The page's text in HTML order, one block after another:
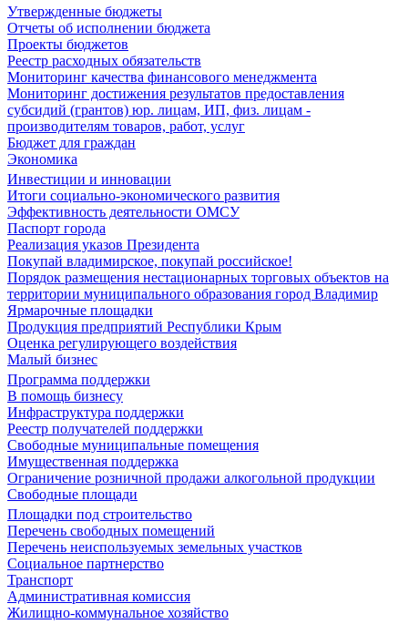
Утвержденные бюджеты
Отчеты об исполнении бюджета
Проекты бюджетов
Реестр расходных обязательств
Мониторинг качества финансового менеджмента
Мониторинг достижения результатов предоставления
субсидий (грантов) юр. лицам, ИП, физ. лицам -
производителям товаров, работ, услуг
Бюджет для граждан
Экономика
Инвестиции и инновации
Итоги социально-экономического развития
Эффективность деятельности ОМСУ
Паспорт города
Реализация указов Президента
Покупай владимирское, покупай российское!
Порядок размещения нестационарных торговых объектов на
территории муниципального образования город Владимир
Ярмарочные площадки
Продукция предприятий Республики Крым
Оценка регулирующего воздействия
Малый бизнес
Программа поддержки
В помощь бизнесу
Инфраструктура поддержки
Реестр получателей поддержки
Свободные муниципальные помещения
Имущественная поддержка
Ограничение розничной продажи алкогольной продукции
Свободные площади
Площадки под строительство
Перечень свободных помещений
Перечень неиспользуемых земельных участков
Социальное партнерство
Транспорт
Административная комиссия
Жилищно-коммунальное хозяйство